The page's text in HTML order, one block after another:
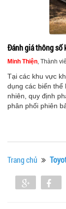
Đánh giá thông số
Minh Thiện, Thành
Tại các khu vực
dụng các biến thể
nhiên, quy định
phân phối phiên
Trang chủ
Share